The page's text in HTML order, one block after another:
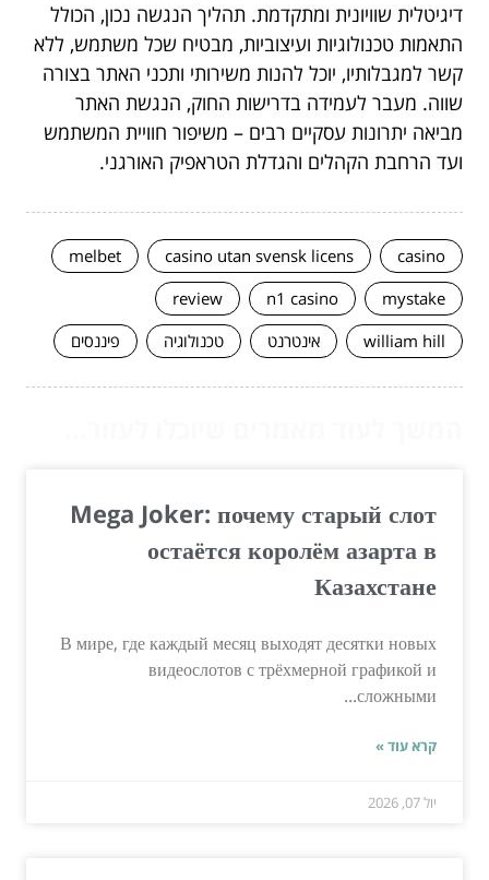
דיגיטלית שוויונית ומתקדמת. תהליך הנגשה נכון, הכולל
התאמות טכנולוגיות ועיצוביות, מבטיח שכל משתמש, ללא
קשר למגבלותיו, יוכל להנות משירותי ותכני האתר בצורה
שווה. מעבר לעמידה בדרישות החוק, הנגשת האתר
מביאה יתרונות עסקיים רבים – משיפור חוויית המשתמש
ועד הרחבת הקהלים והגדלת הטראפיק האורגני.
casino
casino utan svensk licens
melbet
mystake
n1 casino
review
william hill
אינטרנט טכנולוגיה פיננסים
Mega Joker: почему старый слот
остаётся королём азарта в
Казахстане
В мире, где каждый месяц выходят десятки новых
видеослотов с трёхмерной графикой и
сложными...
קרא עוד »
יול 07, 2026